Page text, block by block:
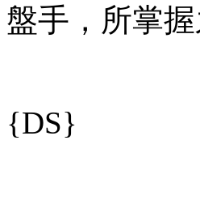
盤手，所掌
{DS}